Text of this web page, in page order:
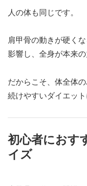
人の体も同じです。
肩甲骨の動きが硬く
影響し、全身が本来
だからこそ、体全体
続けやすいダイエット
初心者におす
イズ